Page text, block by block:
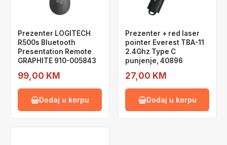
Prezenter LOGITECH
R500s Bluetooth
Presentation Remote
GRAPHITE 910-005843
99,00 KM
Dodaj u korpu
Prezenter + red laser
pointer Everest TBA-11
2.4Ghz Type C
punjenje, 40896
27,00 KM
Dodaj u korpu